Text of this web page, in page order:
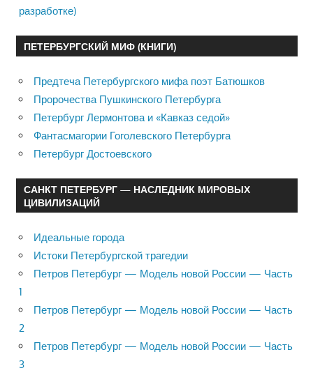
разработке)
ПЕТЕРБУРГСКИЙ МИФ (КНИГИ)
Предтеча Петербургского мифа поэт Батюшков
Пророчества Пушкинского Петербурга
Петербург Лермонтова и «Кавказ седой»
Фантасмагории Гоголевского Петербурга
Петербург Достоевского
САНКТ ПЕТЕРБУРГ — НАСЛЕДНИК МИРОВЫХ
ЦИВИЛИЗАЦИЙ
Идеальные города
Истоки Петербургской трагедии
Петров Петербург — Модель новой России — Часть
1
Петров Петербург — Модель новой России — Часть
2
Петров Петербург — Модель новой России — Часть
3